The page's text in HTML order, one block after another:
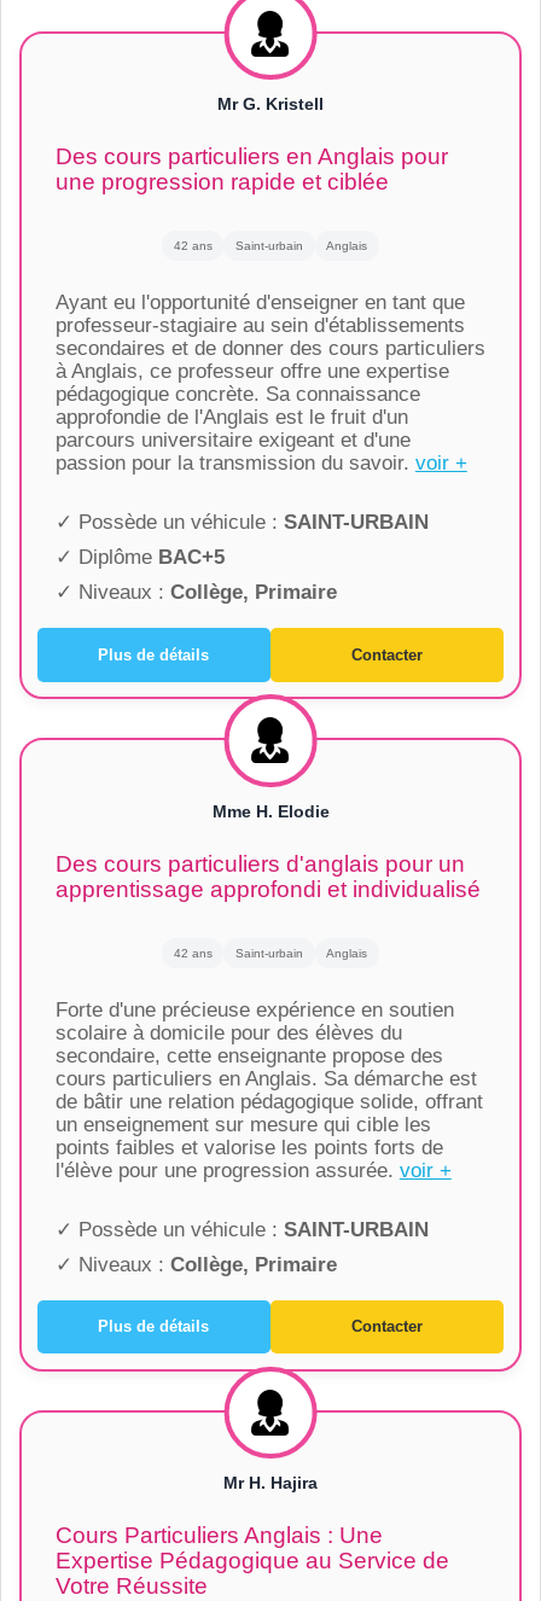
Mr G. Kristell
Des cours particuliers en Anglais pour
une progression rapide et ciblée
42 ans Saint-urbain Anglais
Ayant eu l'opportunité d'enseigner en tant que
professeur-stagiaire au sein d'établissements
secondaires et de donner des cours particuliers
à Anglais, ce professeur offre une expertise
pédagogique concrète. Sa connaissance
approfondie de l'Anglais est le fruit d'un
parcours universitaire exigeant et d'une
passion pour la transmission du savoir. voir +
✓ Possède un véhicule : SAINT-URBAIN
✓ Diplôme BAC+5
✓ Niveaux : Collège, Primaire
Plus de détails Contacter
Mme H. Elodie
Des cours particuliers d'anglais pour un
apprentissage approfondi et individualisé
42 ans Saint-urbain Anglais
Forte d'une précieuse expérience en soutien
scolaire à domicile pour des élèves du
secondaire, cette enseignante propose des
cours particuliers en Anglais. Sa démarche est
de bâtir une relation pédagogique solide, offrant
un enseignement sur mesure qui cible les
points faibles et valorise les points forts de
l'élève pour une progression assurée. voir +
✓ Possède un véhicule : SAINT-URBAIN
✓ Niveaux : Collège, Primaire
Plus de détails Contacter
Mr H. Hajira
Cours Particuliers Anglais : Une
Expertise Pédagogique au Service de
Votre Réussite